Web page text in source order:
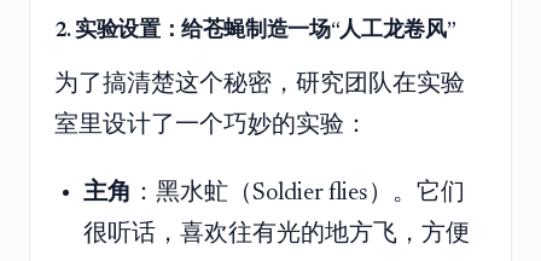
2. 实验设置：给苍蝇制造一场“人工龙卷风”
为了搞清楚这个秘密，研究团队在实验
室里设计了一个巧妙的实验：
主角 ：黑水虻（Soldier flies）。它们
很听话，喜欢往有光的地方飞，方便